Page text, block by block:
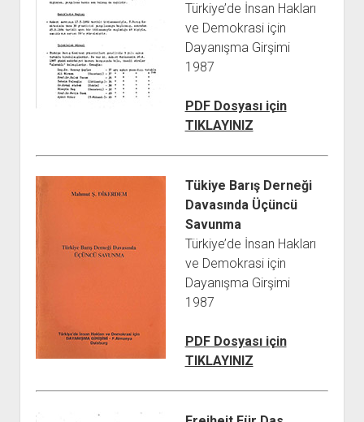
Türkiye’de İnsan Hakları
ve Demokrasi için
Dayanışma Girşimi
1987
PDF Dosyası için
TIKLAYINIZ
Tükiye Barış Derneği
Davasında Üçüncü
Savunma
Türkiye’de İnsan Hakları
ve Demokrasi için
Dayanışma Girşimi
1987
PDF Dosyası için
TIKLAYINIZ